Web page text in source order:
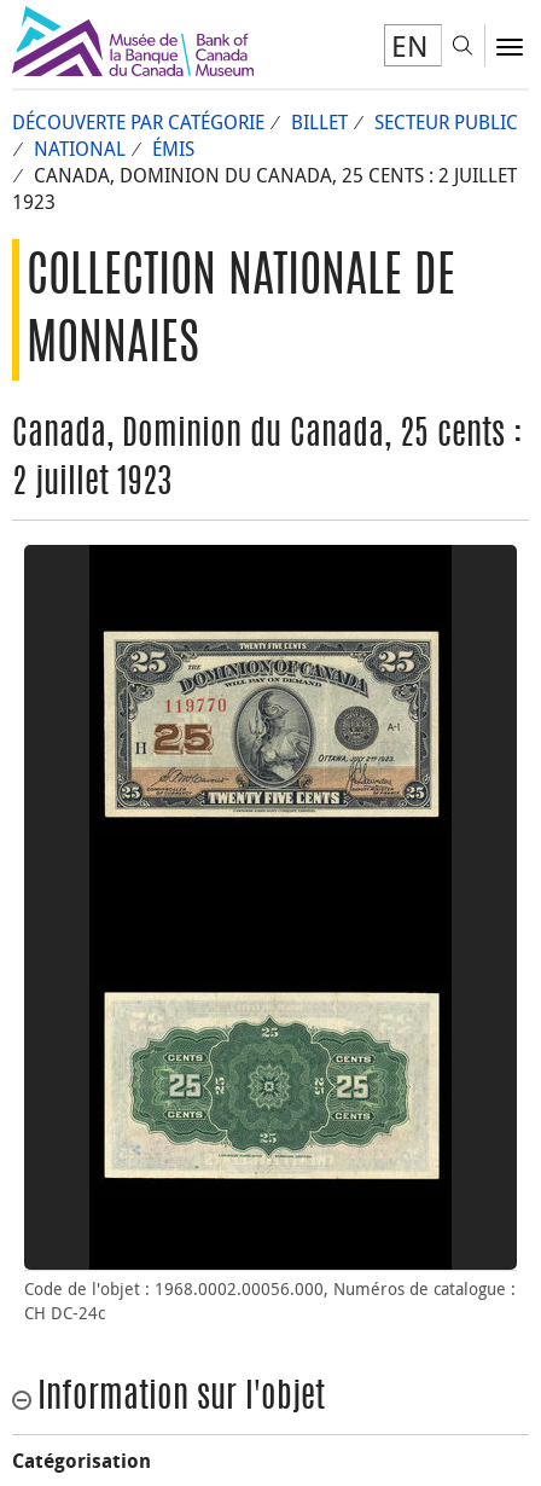
EN
DÉCOUVERTE PAR CATÉGORIE BILLET
SECTEUR PUBLIC
NATIONAL
ÉMIS
CANADA, DOMINION DU CANADA, 25 CENTS : 2 JUILLET
1923
COLLECTION NATIONALE DE
MONNAIES
Canada, Dominion du Canada, 25 cents :
2 juillet 1923
Code de l'objet : 1968.0002.00056.000, Numéros de catalogue :
CH DC-24c
Information sur l'objet
Catégorisation